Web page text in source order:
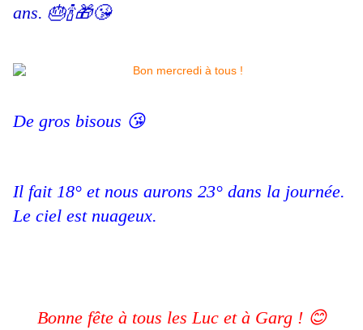
ans. 🎂🍾🎁😘
De gros bisous 😘
Il fait 18° et nous aurons 23° dans la journée.
Le ciel est nuageux.
Bonne fête à tous les Luc et à Garg ! 😊